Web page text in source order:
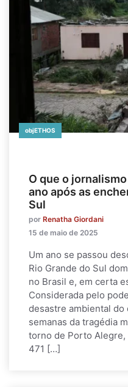
objETHOS
O que o
ano após as
Sul
por Renatha Giordani
15 de maio de 2025
Um ano se passou
Rio Grande do Sul
no Brasil e, em certa
Considerada pelo
desastre ambiental do
semanas da tragédia
torno de Porto Alegre,
471 […]